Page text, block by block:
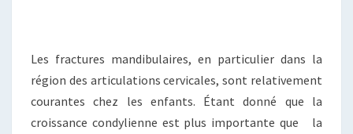
Les fractures mandibulaires, en particulier dans la
région des articulations cervicales, sont relativement
courantes chez les enfants. Étant donné que la
croissance condylienne est plus importante que la